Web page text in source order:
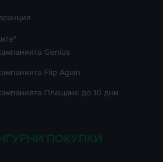
Genius
Flip Again
Плащане до 10 дни
ПОКУПКИ